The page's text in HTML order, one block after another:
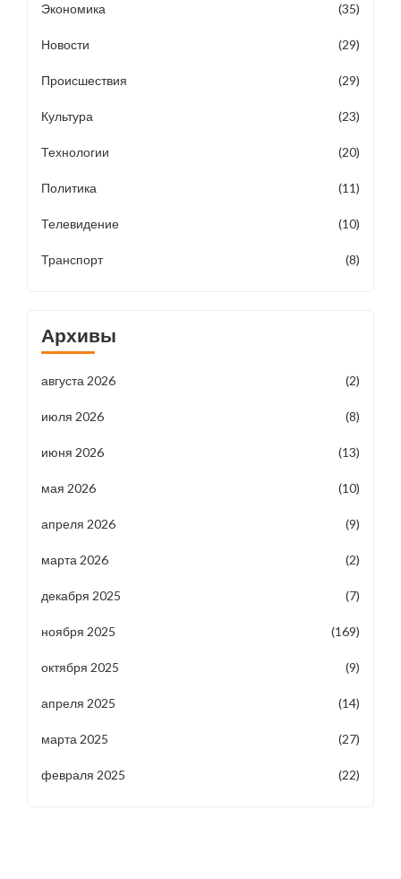
Экономика (35)
Новости (29)
Происшествия (29)
Культура (23)
Технологии (20)
Политика (11)
Телевидение (10)
Транспорт (8)
Архивы
августа 2026 (2)
июля 2026 (8)
июня 2026 (13)
мая 2026 (10)
апреля 2026 (9)
марта 2026 (2)
декабря 2025 (7)
ноября 2025 (169)
октября 2025 (9)
апреля 2025 (14)
марта 2025 (27)
февраля 2025 (22)